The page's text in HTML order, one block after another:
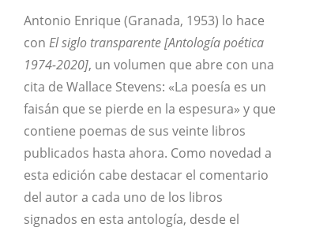
Antonio Enrique (Granada, 1953) lo hace
con El siglo transparente [Antología poética
1974-2020], un volumen que abre con una
cita de Wallace Stevens: «La poesía es un
faisán que se pierde en la espesura» y que
contiene poemas de sus veinte libros
publicados hasta ahora. Como novedad a
esta edición cabe destacar el comentario
del autor a cada uno de los libros
signados en esta antología, desde el